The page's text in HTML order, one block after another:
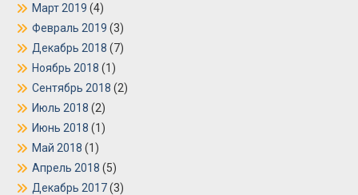
Март 2019 (4)
Февраль 2019 (3)
Декабрь 2018 (7)
Ноябрь 2018 (1)
Сентябрь 2018 (2)
Июль 2018 (2)
Июнь 2018 (1)
Май 2018 (1)
Апрель 2018 (5)
Декабрь 2017(3)